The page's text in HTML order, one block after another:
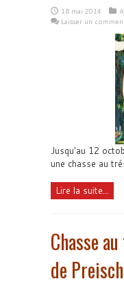
18 mai 2014
Laisser un
Jusqu'au 12
une chasse au
Lire la suite...
Chasse
de Preisch